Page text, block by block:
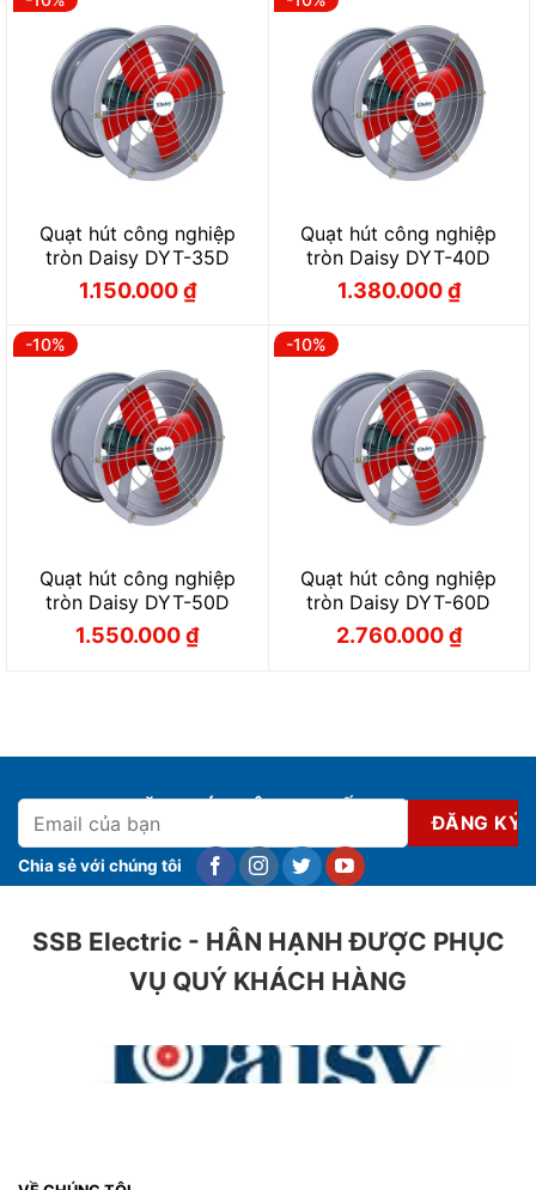
Quạt hút công nghiệp
tròn Daisy DYT-35D
Giá
1.150.000₫
Giá
Quạt hút công nghiệp
tròn Daisy DYT-40D
Giá
1.380.000₫
Giá
-10%
Quạt hút công nghiệp
tròn Daisy DYT-50D
Giá
1.550.000₫
Giá
-10%
Quạt hút công nghiệp
tròn Daisy DYT-60D
Giá
2.760.000₫
Giá
ĐĂNG KÝ NHẬN KHUYẾN MẠI
Chia sẻ với chúng tôi
SSB Electric - HÂN HẠNH ĐƯỢC PHỤC
VỤ QUÝ KHÁCH HÀNG